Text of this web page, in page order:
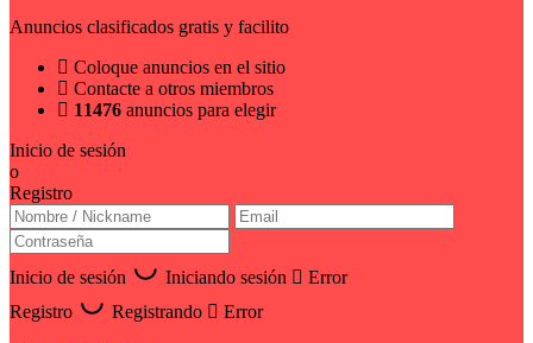
Anuncios clasificados gratis y facilito
Coloque anuncios en el sitio
Contacte a otros miembros
11476 anuncios para elegir
Inicio de sesión
o
Registro
Inicio de sesión Iniciando sesión
Error
Registro
Registrando Error